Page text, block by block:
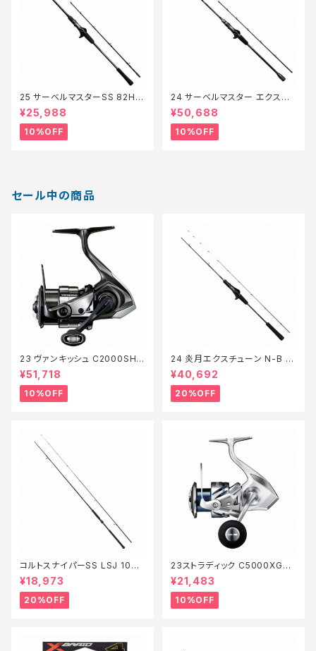
25 サーベルマスターSS 82H1
75【継続セール_ロッド】【10】
¥25,988
10%OFF
24 サーベルマスター エクスチ
ューン テンヤ 82M/MH178【継
続セール_ロッド】【10】
¥50,688
10%OFF
セール中の商品
23 ヴァンキッシュ C2000SHG
【継続セール_リール】【10】
¥51,718
10%OFF
24 炎月エクスチューン N-B 51
0ML-FS/LEFT【特価ロッド】【2
0】
¥40,692
20%OFF
コルトスナイパーSS LSJ 100L
【特価ロッド】【20】
¥18,973
20%OFF
23ストラディック C5000XG
【継続セール_リール】【10】
¥21,483
10%OFF